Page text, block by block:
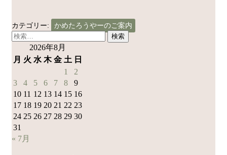
カテゴリー: かめたろうやーのご案内
検
2026年8月
月 火 水 木 金 土 日
1
2
3
4 5 6 7 8
9
10 11 12 13 14 15 16
17 18 19 20 21 22 23
24 25 26 27 28 29 30
31
« 7月